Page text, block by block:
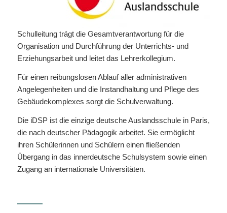
Schulleitung trägt die Gesamtverantwortung für die
Organisation und Durchführung der Unterrichts- und
Erziehungsarbeit und leitet das Lehrerkollegium.
Für einen reibungslosen Ablauf aller administrativen
Angelegenheiten und die Instandhaltung und Pflege des
Gebäudekomplexes sorgt die Schulverwaltung.
Die iDSP ist die einzige deutsche Auslandsschule in Paris,
die nach deutscher Pädagogik arbeitet. Sie ermöglicht
ihren Schülerinnen und Schülern einen fließenden
Übergang in das innerdeutsche Schulsystem sowie einen
Zugang an internationale Universitäten.